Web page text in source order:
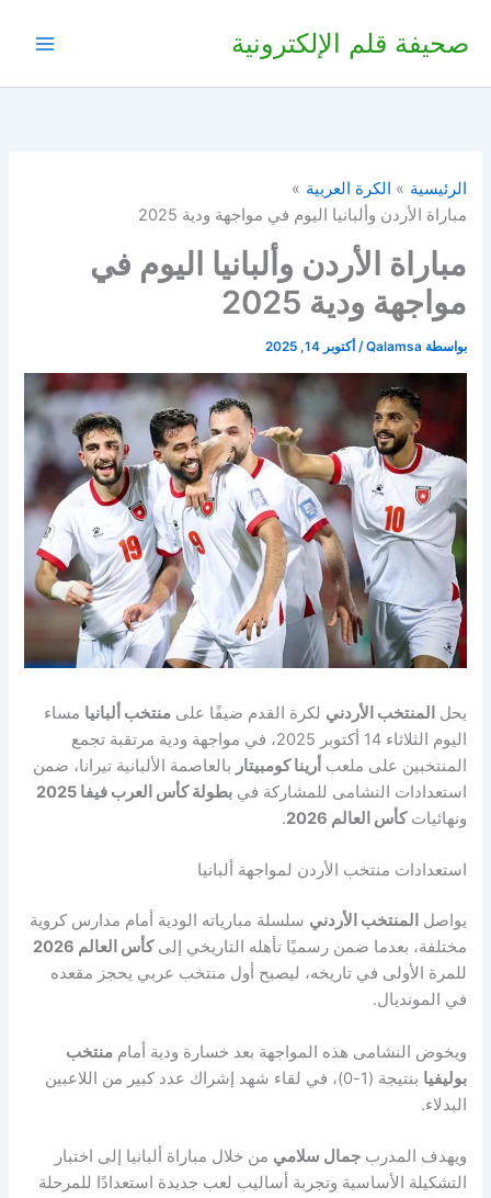
صحيفة قلم الإلكترونية
الرئيسية
الكرة العربية
مباراة الأردن وألبانيا اليوم في مواجهة ودية 2025
مباراة الأردن وألبانيا اليوم في
مواجهة ودية 2025
بواسطة Qalamsa
/ أكتوبر 14, 2025
يحل المنتخب الأردني لكرة القدم ضيفًا علىمنتخب ألبانيا مساء
اليوم الثلاثاء 14 أكتوبر 2025، في مواجهة ودية مرتقبة تجمع
المنتخبين على ملعب أرينا كومبيتار بالعاصمة الألبانية تيرانا، ضمن
استعدادات النشامى للمشاركة فيبطولة كأس العرب فيفا 2025
ونهائياتكأس العالم 2026 .
استعدادات منتخب الأردن لمواجهة ألبانيا
يواصل المنتخب الأردني سلسلة مبارياته الودية أمام مدارس كروية
مختلفة، بعدما ضمن رسميًا تأهله التاريخي إلىكأس العالم 2026
للمرة الأولى في تاريخه، ليصبح أول منتخب عربي يحجز مقعده
في المونديال.
ويخوض النشامى هذه المواجهة بعد خسارة ودية أماممنتخب
بوليفيا
بنتيجة (1-0)، في لقاء شهد إشراك عدد كبير من اللاعبين
البدلاء.
ويهدف المدربجمال سلامي من خلال مباراة ألبانيا إلى اختبار
التشكيلة الأساسية وتجربة أساليب لعب جديدة استعدادًا للمرحلة